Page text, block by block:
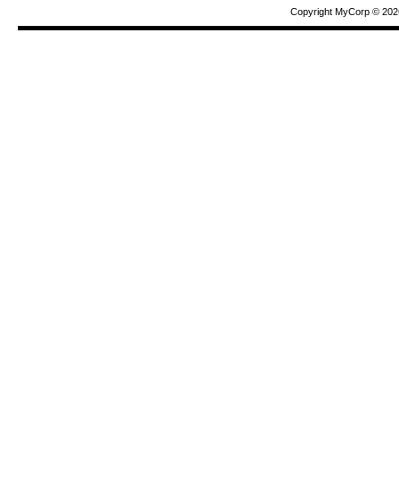
Copyright MyCorp ©